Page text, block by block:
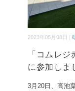
2023年05月08日 |
「コムレ
に参加しま
3月20日、高池